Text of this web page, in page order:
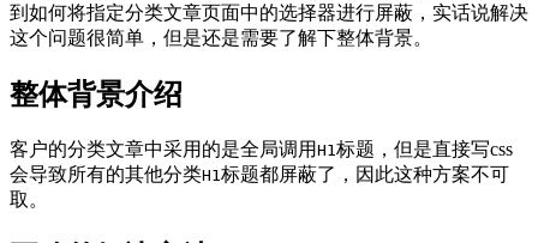
到如何将指定分类文章页面中的选择器进行屏蔽，实话说解决
这个问题很简单，但是还是需要了解下整体背景。
整体背景介绍
客户的分类文章中采用的是全局调用 H1标题，但是直接写css
会导致所有的其他分类H1标题都屏蔽了，因此这种方案不可
取。